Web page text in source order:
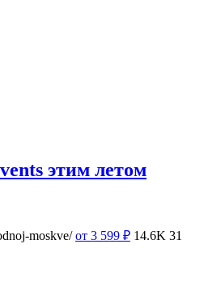
этим летом
moskve/ от 3 599 ₽ 14.6K 31